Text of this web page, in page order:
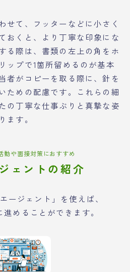
せて、フッターなどに小さく
おくと、より丁寧な印象にな
る際は、書類の左上の角をホ
ップで1箇所留めるのが基本
者がコピーを取る際に、針を
ための配慮です。これらの細
の丁寧な仕事ぶりと真摯な姿
ます。
動や面接対策におすすめ
ェントの紹介
ージェント」を使えば、
めることができます。